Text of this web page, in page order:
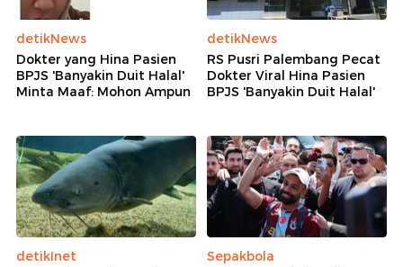
detikNews
Dokter yang Hina Pasien
BPJS 'Banyakin Duit Halal'
Minta Maaf: Mohon Ampun
detikNews
RS Pusri Palembang Pecat
Dokter Viral Hina Pasien
BPJS 'Banyakin Duit Halal'
detikInet
Sepakbola